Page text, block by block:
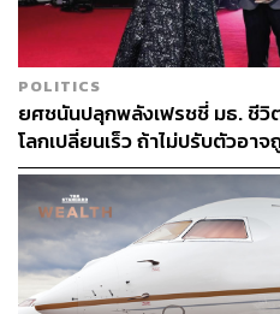
POLITICS
ยศชนันปลุกพลังเฟรชชี่ มธ. ชี
โลกเปลี่ยนเร็ว ถ้าไม่ปรับตัวอา